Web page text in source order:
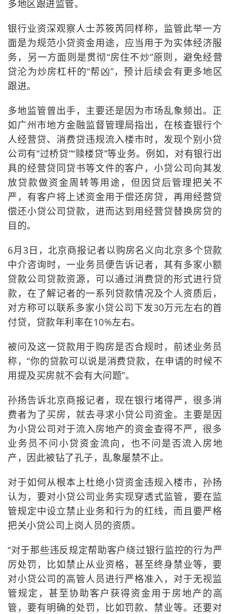
多地区跟进监管。
银行业资深观察人士苏筱芮同样称，监管此举一方
面是为规范小贷资金用途，应当用于为实体经济服
务，另一方面则是贯彻“房住不炒”原则，避免经营
贷沦为炒房杠杆的“帮凶”，预计后续会有更多地区
跟进。
多地监管曾出手，主要还是因为市场乱象频出。正
如广州市地方金融监督管理局指出，在核查银行个
人经营贷、消费贷违规流入楼市时，发现个别小贷
公司有“过桥贷”“赎楼贷”等业务。例如，对有银行出
具的经营贷同贷书等文件的客户，小贷公司向其发
放贷款做资金周转等用途，但因贷后管理把关不
严，有客户将上述资金用于偿还房贷，再用经营贷
偿还小贷公司贷款，进而达到用经营贷替换房贷的
目的。
6月3日，北京商报记者以购房名义向北京多个贷款
中介咨询时，一业务员便告诉记者，其有多家小额
贷款公司贷款资源，可以通过消费贷的形式进行贷
款，在了解记者的一系列贷款情况及个人资质后，
对方称可以联系多家小贷公司下发30万元左右的首
付贷，贷款年利率在10%左右。
被问及这一贷款用于购房是否合规时，前述业务员
称，“你的贷款可以说是消费贷款，在申请的时候不
用提及买房就不会有大问题”。
孙扬告诉北京商报记者，现在银行堵得严，很多消
费者为了买房，就去寻求小贷公司资金。主要是因
为小贷公司对于流入房地产的资金查得不严，很多
业务员不问小贷资金流向，也不问是否流入房地
产，因此被钻了孔子，乱象屡禁不止。
对于如何从根本上杜绝小贷资金违规入楼市，孙扬
认为，要对小贷公司业务实现穿透式监管，要在监
管规定中设立禁止业务和行为的红线，而且要严格
把关小贷公司上岗人员的资质。
“对于那些违反规定帮助客户绕过银行监控的行为严
厉处罚，比如禁止从业资格，甚至终身禁业等，要
对小贷公司的高管人员进行严格准入，对于无视监
管规定，甚至协助客户获得资金用于房地产的高
管，要有明确的处罚，比如罚款、禁业等。还要对